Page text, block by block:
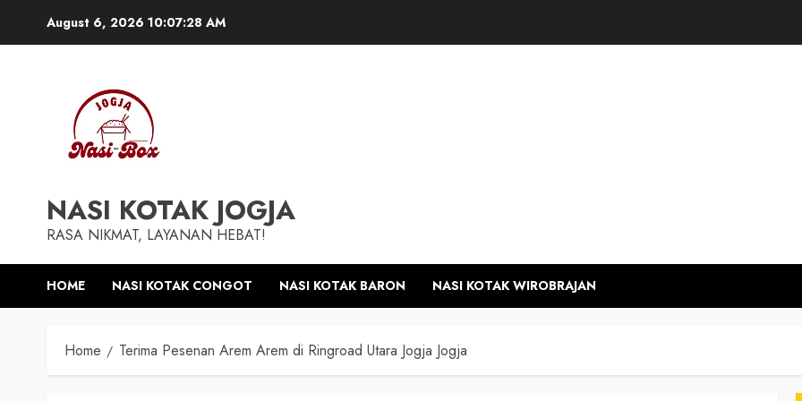
August 6, 2026 10:07:29 AM
NASI KOTAK JOGJA
RASA NIKMAT, LAYANAN HEBAT!
HOME NASI KOTAK CONGOT NASI KOTAK BARON NASI KOTAK WIROBRAJAN
Home Terima Pesenan Arem Arem di Ringroad Utara Jogja Jogja